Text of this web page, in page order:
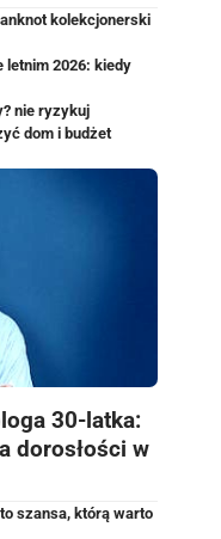
kolekcjonerski
letnim 2026: kiedy
nie ryzykuj
dom i budżet
30-latka:
dorosłości w
szansa, którą warto